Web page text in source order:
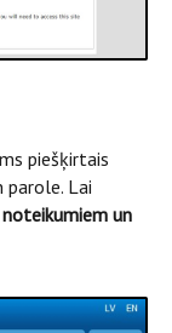
piešķirtais
Lai
un